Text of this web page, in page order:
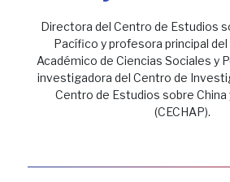
Directora del Centro de Estudios
Pacífico y profesora principal
Académico de Ciencias Sociales y
investigadora del Centro de
Centro de Estudios sobre
(CECHAP).